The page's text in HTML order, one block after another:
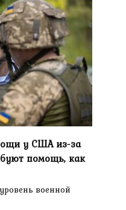
у США из-за
помощь, как
военной